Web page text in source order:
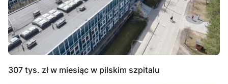
307 tys. zł w miesiąc w pilskim szpitalu